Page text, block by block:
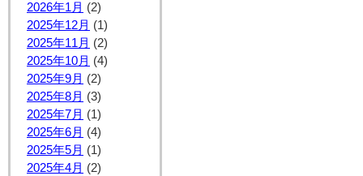
2026年1月 (2)
2025年12月 (1)
2025年11月 (2)
2025年10月 (4)
2025年9月 (2)
2025年8月 (3)
2025年7月 (1)
2025年6月 (4)
2025年5月 (1)
2025年4月 (2)